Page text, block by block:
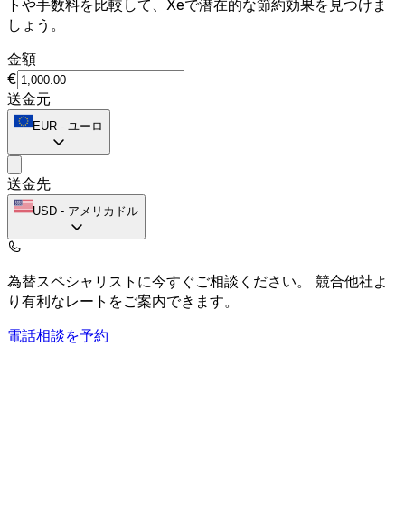
トや手数料を比較して、Xeで潜在的な節約効果を見つけま
しょう。
金額
€
送金元
EUR - ユーロ
送金先
USD - アメリカドル
為替スペシャリストに今すぐご相談ください。 競合他社よ
り有利なレートをご案内できます。
電話相談を予約